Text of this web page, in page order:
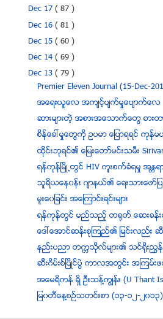
Dec 17( 87 )
Dec 16( 81 )
Dec 15( 60 )
Dec 14( 69 )
Dec 13( 79 )
Premier Eleven Journal (15-Dec-
အေရးယူေလ အက်င့္ပ်က္မႈေပ်ာက္ေလ
ဆားမ်ားတဲ့ အစားအေသာက္ေတြ စား
စိန္ေခၚမႈေတြကို ဥပမာ ေျပာရရင္ ကု
ထုိင္းဘုရင္၏ ေျမးေတာ္မင္းသမီး
ရန္ကုန္ၿမိဳ႕တြင္ HIV ကူးစက္ခံရမႈ အ
သူရိယေန၀န္း ဂ်ာနယ္၏ ေရးသားေဖာ္
မူးေ၀ျခင္း အေၾကာင္းရင္းမ်ား
ရန္ကုန္တြင္ မည္သည့္ တ႐ုတ္ ေဆးခန္း
ေဒၚေအာင္ဆန္းစုၾကည္၏ ျမင္းလည္း ဆီး
နည္းပညာ တကၠသိုလ္မ်ား၏ သင္႐ိုးညႊန္း
ဆီးဂိမ္းစ္ၿပိဳင္ပြဲ ကာလအတြင္း အၾကမ္း
အေမရိကန္ ရွိ ဦးသန္႔ကြ်န္း (U Thant
ျမ၀တီေန႔စဥ္သတင္းစာ (၁၃-၁၂-၂၀၁၃